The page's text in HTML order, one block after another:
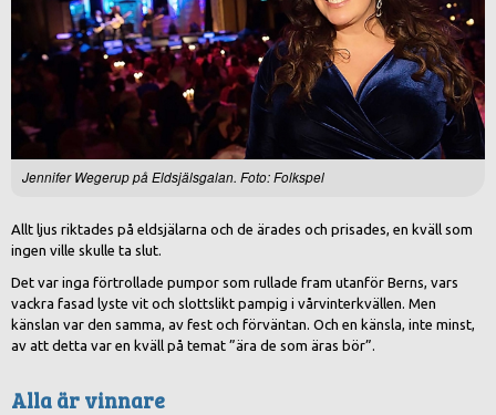
Jennifer Wegerup på Eldsjälsgalan. Foto: Folkspel
Allt ljus riktades på eldsjälarna och de ärades och prisades, en kväll som
ingen ville skulle ta slut.
Det var inga förtrollade pumpor som rullade fram utanför Berns, vars
vackra fasad lyste vit och slottslikt pampig i vårvinterkvällen. Men
känslan var den samma, av fest och förväntan. Och en känsla, inte minst,
av att detta var en kväll på temat ”ära de som äras bör”.
Alla är vinnare